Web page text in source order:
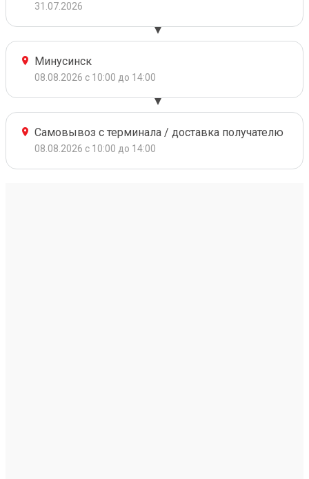
31.07.2026
Минусинск
08.08.2026 с 10:00 до 14:00
Самовывоз с терминала / доставка получателю
08.08.2026 с 10:00 до 14:00